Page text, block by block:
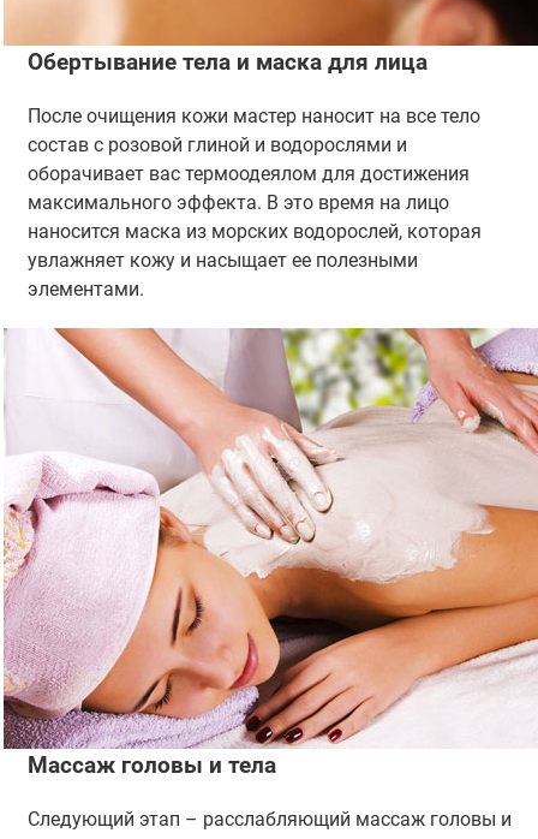
Обертывание тела и маска для лица
После очищения кожи мастер наносит на все тело
состав с розовой глиной и водорослями и
оборачивает вас термоодеялом для достижения
максимального эффекта. В это время на лицо
наносится маска из морских водорослей, которая
увлажняет кожу и насыщает ее полезными
элементами.
Массаж головы и тела
Следующий этап – расслабляющий массаж головы и